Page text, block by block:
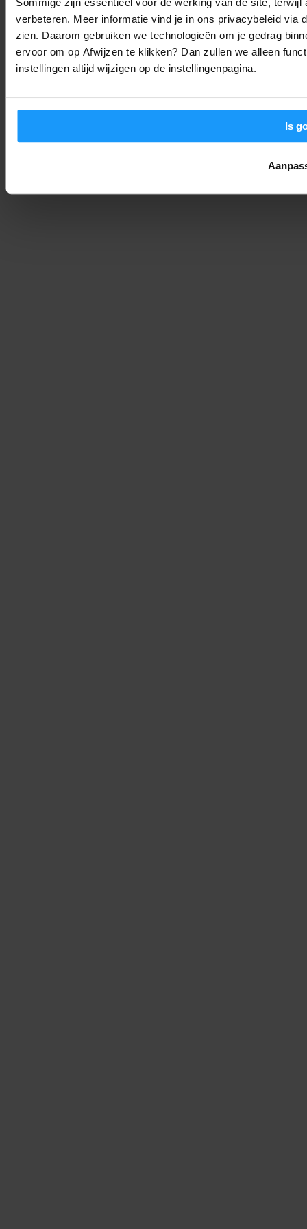
verbeteren. Meer informatie vind je in ons privacybeleid via
zien. Daarom gebruiken we technologieën om je gedrag
ervoor om op Afwijzen te klikken? Dan zullen we alleen
instellingen altijd wijzigen op de instellingenpagina.
Is
Jouw Google Home werkt weer soepeler: Alles over de
augustus-update
Smart Home Nieuws Joshua - 6. augustus 2026